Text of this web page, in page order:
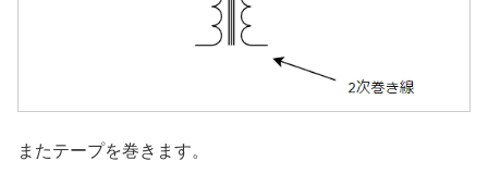
またテープを巻きます。